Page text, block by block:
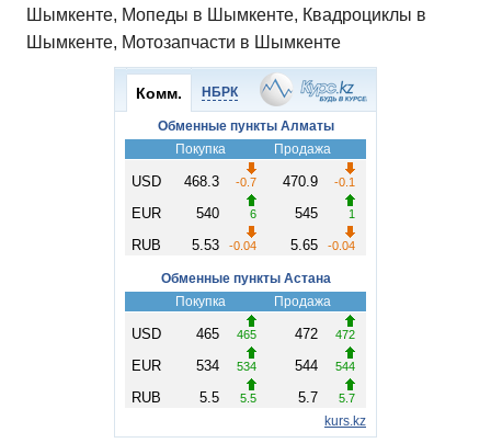
Шымкенте, Мопеды в Шымкенте, Квадроциклы в
Шымкенте, Мотозапчасти в Шымкенте